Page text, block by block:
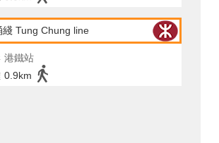
綫 Tung Chung line
港鐵站
0.9km